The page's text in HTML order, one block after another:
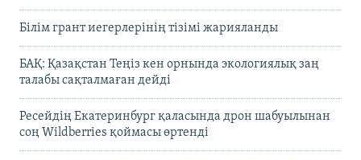
Білім грант иегерлерінің тізімі жарияланды
БАҚ: Қазақстан Теңіз кен орнында экологиялық заң
талабы сақталмаған дейді
Ресейдің Екатеринбург қаласында дрон шабуылынан
соң Wildberries қоймасы өртенді